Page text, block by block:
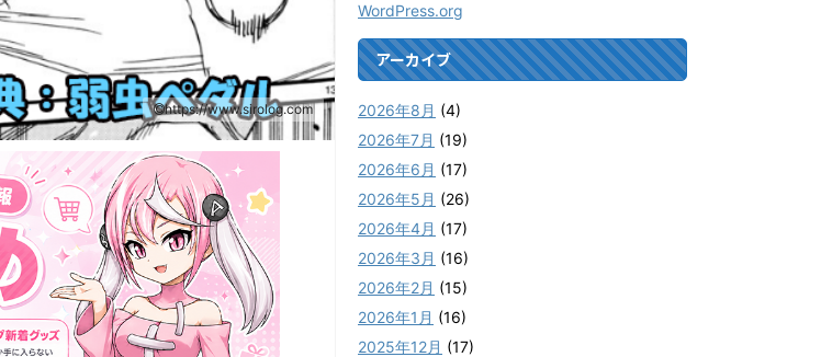
https://www.sirolog.com
WordPress.org
アーカイブ
2026年8月 (4)
2026年7月 (19)
2026年6月 (17)
2026年5月 (26)
2026年4月 (17)
2026年3月 (16)
2026年2月 (15)
2026年1月 (16)
2025年12月 (17)